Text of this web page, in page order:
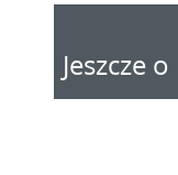
Jeszcze